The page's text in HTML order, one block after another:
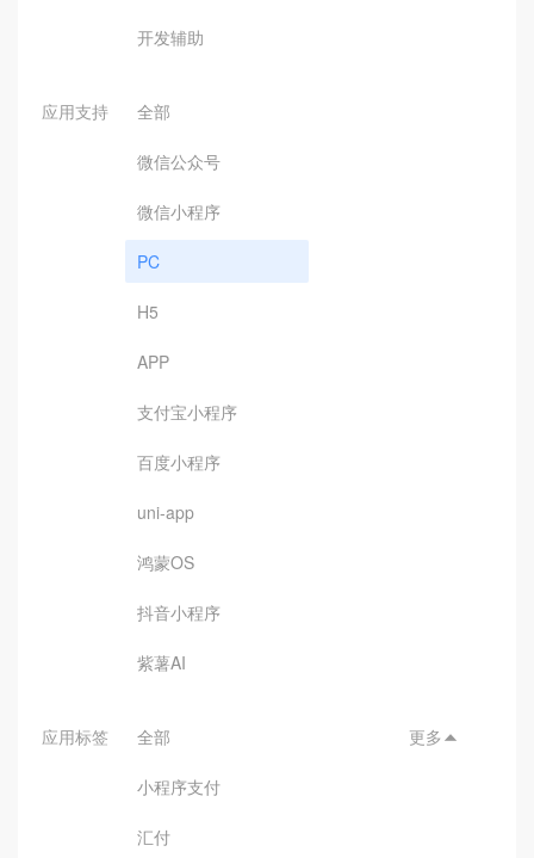
开发辅助
应用支持 全部
微信公众号
微信小程序
PC
H5
APP
支付宝小程序
百度小程序
uni-app
鸿蒙OS
抖音小程序
紫薯AI
应用标签 全部
小程序支付
汇付
更多 